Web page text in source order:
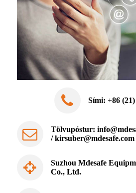
Sími: +86
Tölvupóstur:
/kirsuber@mdesafe.com
Suzhou Mdesafe
Co., Ltd.